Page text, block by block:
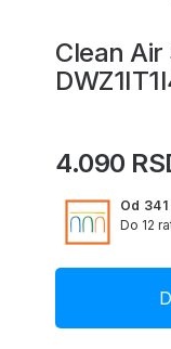
Clean
4.090
Od
Do 12